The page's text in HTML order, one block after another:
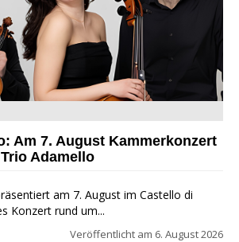
Am 7. August Kammerkonzert
Adamello
am 7. August im Castello di
Konzert rund um...
Veröffentlicht am 6. August 2026